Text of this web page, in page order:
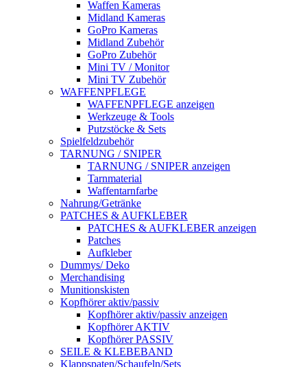
Waffen Kameras
Midland Kameras
GoPro Kameras
Midland Zubehör
GoPro Zubehör
Mini TV / Monitor
Mini TV Zubehör
WAFFENPFLEGE
WAFFENPFLEGE anzeigen
Werkzeuge & Tools
Putzstöcke & Sets
Spielfeldzubehör
TARNUNG / SNIPER
TARNUNG / SNIPER anzeigen
Tarnmaterial
Waffentarnfarbe
Nahrung/Getränke
PATCHES & AUFKLEBER
PATCHES & AUFKLEBER anzeigen
Patches
Aufkleber
Dummys/ Deko
Merchandising
Munitionskisten
Kopfhörer aktiv/passiv
Kopfhörer aktiv/passiv anzeigen
Kopfhörer AKTIV
Kopfhörer PASSIV
SEILE & KLEBEBAND
Klappspaten/Schaufeln/Sets